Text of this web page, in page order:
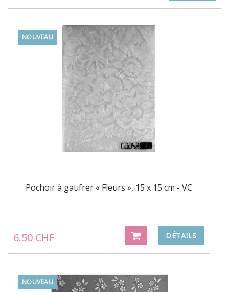
NOUVEAU
Pochoir à gaufrer « Fleurs », 15 x 15 cm - VC
6.50 CHF DÉTAILS
NOUVEAU